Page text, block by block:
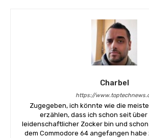
Charbel
https://
Zugegeben, ich könnte wie die
erzählen, dass ich schon seit
leidenschaftlicher Zocker bin und
dem Commodore 64 angefangen